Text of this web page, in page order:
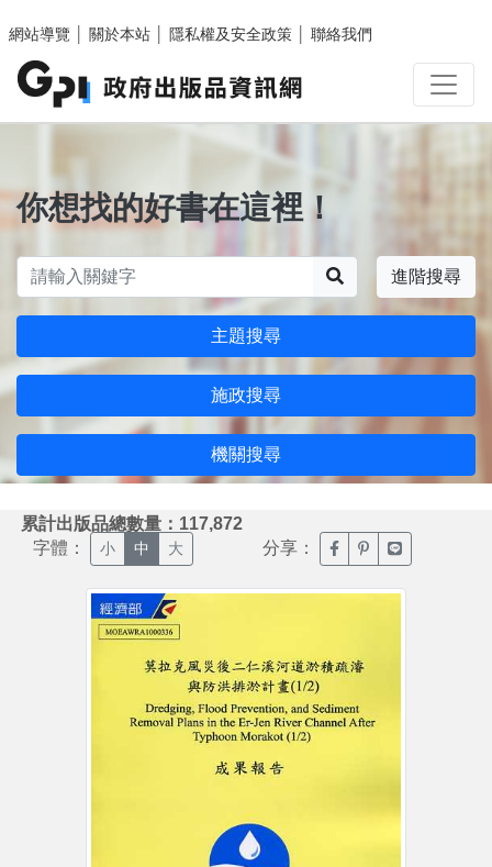
網站導覽
關於本站 隱私權及安全政策 聯絡我們
你想找的好書在這裡！
進階搜尋
主題搜尋
施政搜尋
機關搜尋
累計出版品總數量：117,872
字體： 小 中 大 分享： 臉書分享(另開新視窗)
噗浪分享(另開新
Line分享(另